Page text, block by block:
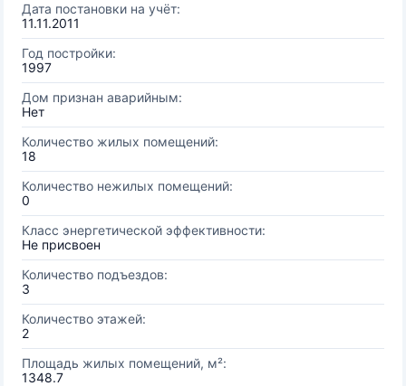
Дата постановки на учёт:
11.11.2011
Год постройки:
1997
Дом признан аварийным:
Нет
Количество жилых помещений:
18
Количество нежилых помещений:
0
Класс энергетической эффективности:
Не присвоен
Количество подъездов:
3
Количество этажей:
2
Площадь жилых помещений, м²:
1348.7